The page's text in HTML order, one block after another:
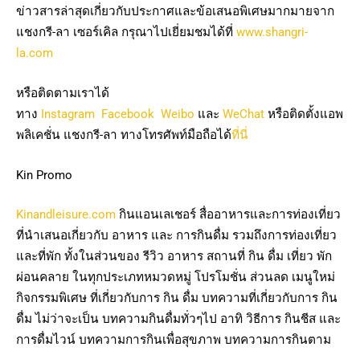
ข่าวสารล่าสุดเกี่ยวกับประกาศและข้อเสนอพิเศษมากมายจาก
แชงกรี-ลา เซอร์เคิล กรุณาไปเยี่ยมชมได้ที่ www.shangri-
la.com
หรือติดตามเราได้
ทาง Instagram Facebook Weibo และ WeChat หรือติดตั้งแอพ
พลิเคชั่น แชงกรี-ลา ทางโทรศัพท์มือถือได้ที่นี่
Kin Promo
Kinandleisure.com กินแอนเลเชอร์ สื่ออาหารและการท่องเที่ยว
ที่นำเสนอเกี่ยวกับ อาหาร และ การกินดื่ม รวมถึงการท่องเที่ยว
และที่พัก ทั้งในส่วนของ รีวิว อาหาร สถานที่ กิน ดื่ม เที่ยว พัก
ผ่อนคลาย ในทุกประเภทหมวดหมู่ โปรโมชั่น ส่วนลด เมนูใหม่
กิจกรรมพิเศษ ที่เกี่ยวกับการ กิน ดื่ม บทความที่เกี่ยวกับการ กิน
ดื่ม ไม่ว่าจะเป็น บทความกินดื่มทั่วๆไป อาทิ วิธีการ กินชีส และ
การดื่มไวน์ บทความการกินเพื่อสุขภาพ บทความการกินตาม